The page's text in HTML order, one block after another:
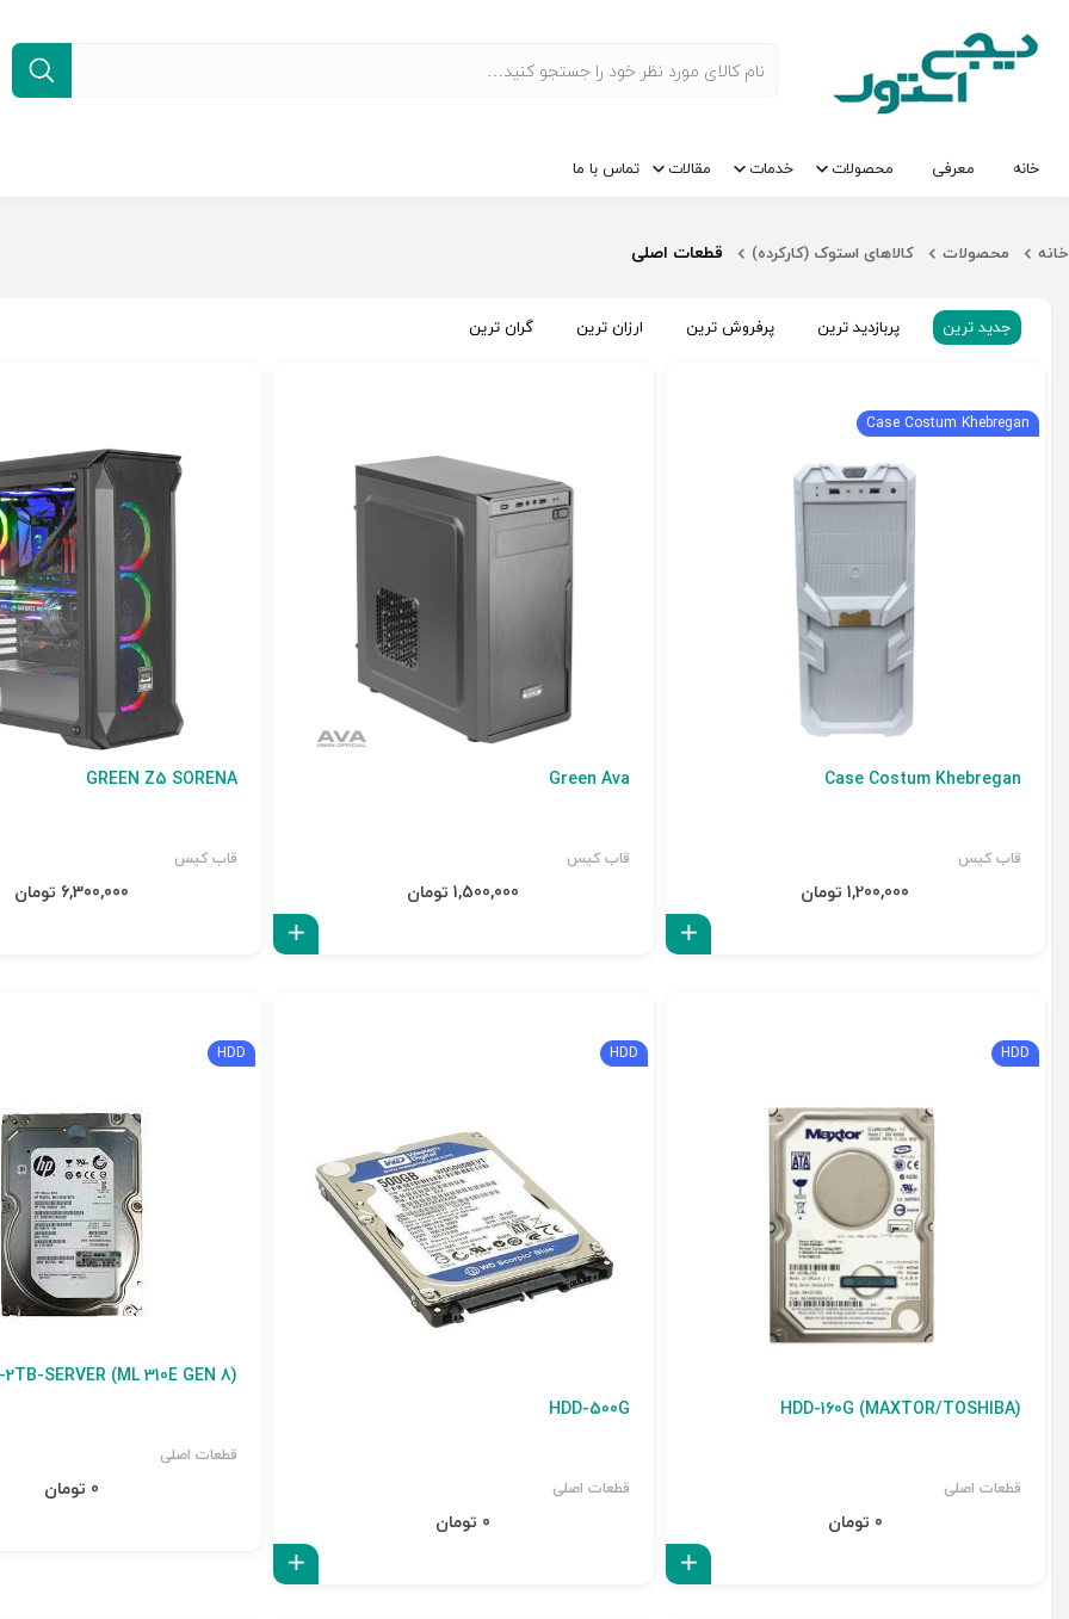
خانه معرفی محصولات خدمات مقالات تماس با ما
خانه محصولات کالاهای استوک (کارکرده) قطعات اصلی
جدید ترین پربازدید ترین پرفروش ترین ارزان ترین گران ترین
Case Costum Khebregan
Case Costum Khebregan
قاب کیس
1,200,000 تومان
Green Ava
قاب کیس
1,500,000 تومان
GREEN Z5 SORENA
قاب کیس
6,300,000 تومان
HDD
HDD-160G (MAXTOR/TOSHIBA)
قطعات اصلی
0 تومان
HDD
HDD-500G
قطعات اصلی
0 تومان
HDD
2TB-SERVER (ML 310E GEN 8)
قطعات اصلی
0 تومان